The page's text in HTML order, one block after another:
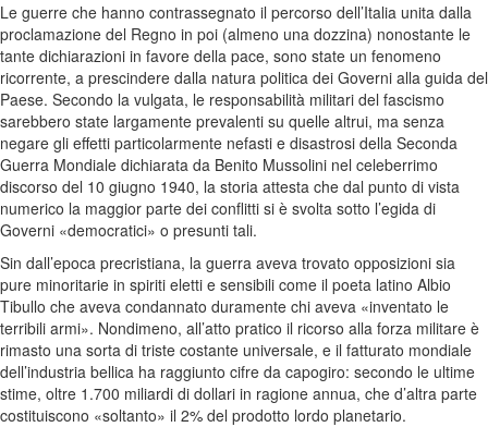
Le guerre che hanno contrassegnato il percorso dell’Italia unita dalla
proclamazione del Regno in poi (almeno una dozzina) nonostante le
tante dichiarazioni in favore della pace, sono state un fenomeno
ricorrente, a prescindere dalla natura politica dei Governi alla guida del
Paese. Secondo la vulgata, le responsabilità militari del fascismo
sarebbero state largamente prevalenti su quelle altrui, ma senza
negare gli effetti particolarmente nefasti e disastrosi della Seconda
Guerra Mondiale dichiarata da Benito Mussolini nel celeberrimo
discorso del 10 giugno 1940, la storia attesta che dal punto di vista
numerico la maggior parte dei conflitti si è svolta sotto l’egida di
Governi «democratici» o presunti tali.
Sin dall’epoca precristiana, la guerra aveva trovato opposizioni sia
pure minoritarie in spiriti eletti e sensibili come il poeta latino Albio
Tibullo che aveva condannato duramente chi aveva «inventato le
terribili armi». Nondimeno, all’atto pratico il ricorso alla forza militare è
rimasto una sorta di triste costante universale, e il fatturato mondiale
dell’industria bellica ha raggiunto cifre da capogiro: secondo le ultime
stime, oltre 1.700 miliardi di dollari in ragione annua, che d’altra parte
costituiscono «soltanto» il 2% del prodotto lordo planetario.